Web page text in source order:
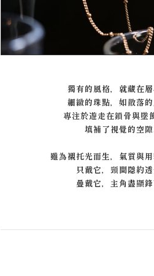
獨有的風格，就藏在層
細緻的珠點，如散落的
專注於遊走在鎖骨與墜
填補了視覺的空隙
雖為襯托光而生，氣質與用
只戴它，頸間隱約透
疊戴它，主角盡顯鋒